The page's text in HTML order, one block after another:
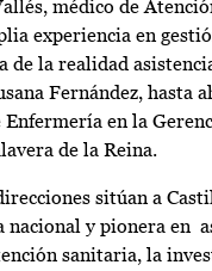
médico de
experiencia en
de la realidad
Fernández, hasta
en la
de la Reina.
sitúan a
nacional y pionera en
sanitaria, la